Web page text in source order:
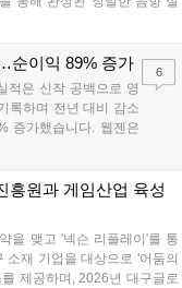
음이 많은 환경에서도 디테
안정적이고 편안한 환경을 제
순이익 89% 증가
적은 신작 공백으로 영
록하며 전년 대비 감소
증가했습니다. 웹젠은
'프로젝트 D1'의 정보
해외 시장 공략을 강화
위해 하반기 적극적인
힘쓰겠다고 밝혔습니
6
흥원과 게임산업 육성
을 맺고 '넥슨 리플레이'를 통
소재 기업을 대상으로 '어둠의
제공하며, 2026년 대구글로